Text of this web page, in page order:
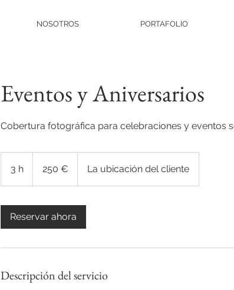
NOSOTROS PORTAFOLIO
Eventos y Aniversarios
Cobertura fotográfica para celebraciones y eventos
3 h 250 € La ubicación del cliente
Reservar ahora
Descripción del servicio